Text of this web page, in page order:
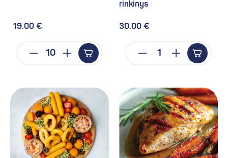
19.00 €
rinkinys
30.00 €